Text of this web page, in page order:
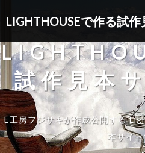
LIGHTHOUSEで作る試
試作見本
E工房フジサキが作成公開する
本サイ